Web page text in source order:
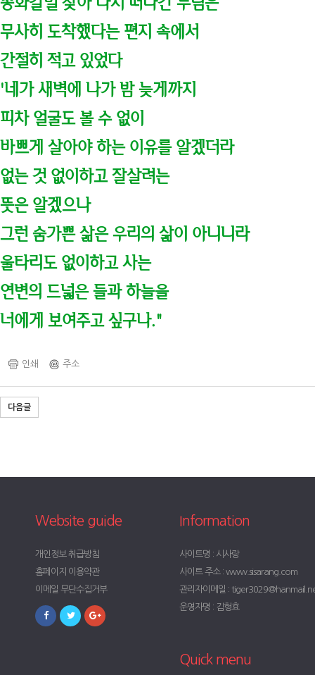
무사히 도착했다는 편지 속에서
간절히 적고 있었다
'네가 새벽에 나가 밤 늦게까지
피차 얼굴도 볼 수 없이
바쁘게 살아야 하는 이유를 알겠더라
없는 것 없이하고 잘살려는
뜻은 알겠으나
그런 숨가쁜 삶은 우리의 삶이 아니니라
울타리도 없이하고 사는
연변의 드넓은 들과 하늘을
너에게 보여주고 싶구나."
인쇄 주소
다음글
Website guide
개인정보 취급방침
홈페이지 이용약관
이메일 무단수집거부
Information
사이트명 : 시사랑
사이트 주소 : www.sisarang.com
관리자이메일 :
운영자명 : 김형효
Quick menu